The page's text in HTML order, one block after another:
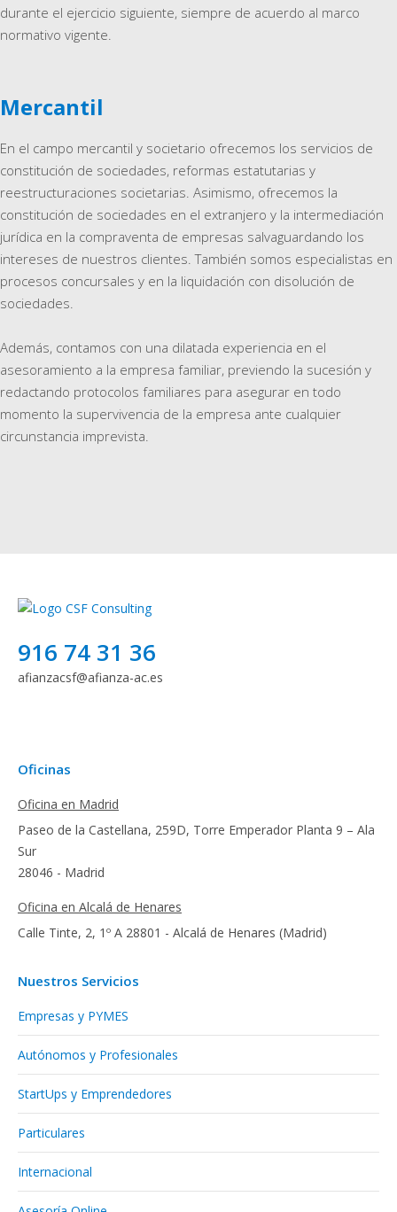
durante el ejercicio siguiente, siempre de acuerdo al marco
normativo vigente.
Mercantil
En el campo mercantil y societario ofrecemos los servicios de
constitución de sociedades, reformas estatutarias y
reestructuraciones societarias. Asimismo, ofrecemos la
constitución de sociedades en el extranjero y la intermediación
jurídica en la compraventa de empresas salvaguardando los
intereses de nuestros clientes. También somos especialistas en
procesos concursales y en la liquidación con disolución de
sociedades.
Además, contamos con una dilatada experiencia en el
asesoramiento a la empresa familiar, previendo la sucesión y
redactando protocolos familiares para asegurar en todo
momento la supervivencia de la empresa ante cualquier
circunstancia imprevista.
916 74 31 36
afianzacsf@afianza-ac.es
Oficinas
Oficina en Madrid
Paseo de la Castellana, 259D, Torre Emperador Planta 9 – Ala
Sur
28046 - Madrid
Oficina en Alcalá de Henares
Calle Tinte, 2, 1º A 28801 - Alcalá de Henares (Madrid)
Nuestros Servicios
Empresas y PYMES
Autónomos y Profesionales
StartUps y Emprendedores
Particulares
Internacional